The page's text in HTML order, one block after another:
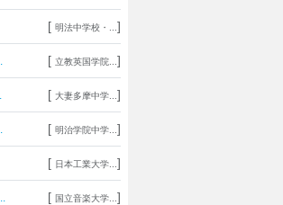
[ 明法中学校・... ]
[ 立教英国学院... ]
[ 大妻多摩中学... ]
[ 明治学院中学... ]
[ 日本工業大学... ]
[ 国立音楽大学... ]